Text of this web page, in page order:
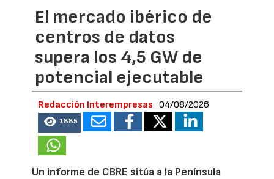
El mercado ibérico de
centros de datos
supera los 4,5 GW de
potencial ejecutable
Redacción Interempresas 04/08/2026
1885
Un informe de CBRE sitúa a la Península